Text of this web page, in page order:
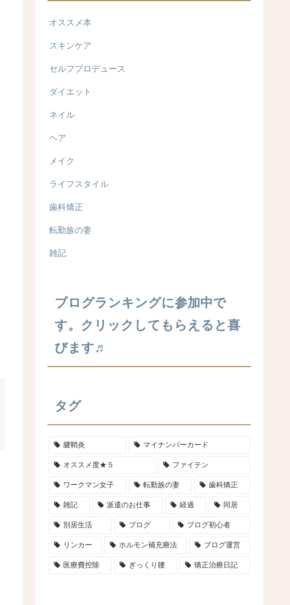
オススメ本
スキンケア
セルフプロデュース
ダイエット
ネイル
ヘア
メイク
ライフスタイル
歯科矯正
転勤族の妻
雑記
ブログランキングに参加中で
す。クリックしてもらえると喜
びます♬
タグ
腱鞘炎 マイナンバーカード
オススメ度★５ ファイテン
ワークマン女子 転勤族の妻 歯科矯正
雑記 派遣のお仕事 経過 同居
別居生活 ブログ ブログ初心者
リンカー ホルモン補充療法 ブログ運営
医療費控除 ぎっくり腰 矯正治療日記